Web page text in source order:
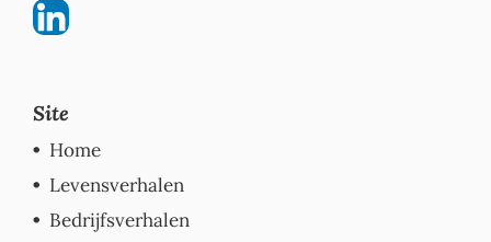
Site
Home
Levensverhalen
Bedrijfsverhalen